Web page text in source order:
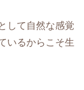
して自然な感覚
いるからこそ生